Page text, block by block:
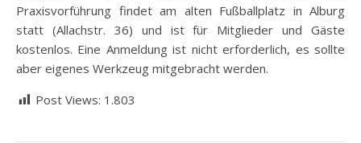
Praxisvorführung findet am alten Fußballplatz in Alburg
statt (Allachstr. 36) und ist für Mitglieder und Gäste
kostenlos. Eine Anmeldung ist nicht erforderlich, es sollte
aber eigenes Werkzeug mitgebracht werden.
Post Views: 1.803